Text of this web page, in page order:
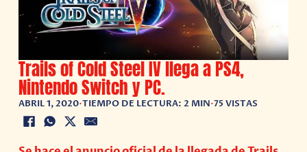
Trails of Cold Steel IV llega a PS4,
Nintendo Switch y PC.
ABRIL 1, 2020•TIEMPO DE LECTURA: 2 MIN•75 VISTAS